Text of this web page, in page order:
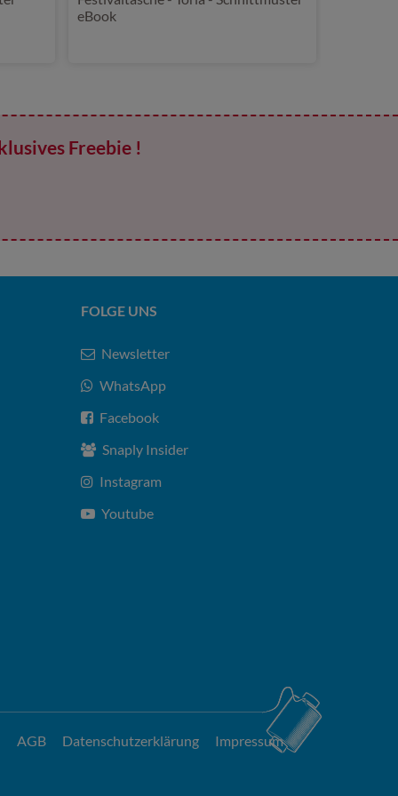
eBook
Freebie !
FOLGE UNS
Newsletter
WhatsApp
Facebook
Snaply Insider
Instagram
Youtube
AGB Datenschutzerklärung Impressum